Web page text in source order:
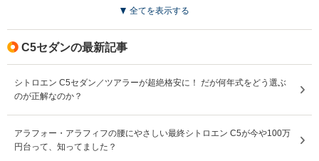
全てを表示する
C5セダンの最新記事
シトロエン C5セダン／ツアラーが超絶格安に！ だが何年式をどう選ぶ
のが正解なのか？
アラフォー・アラフィフの腰にやさしい最終シトロエン C5が今や100万
円台って、知ってました？